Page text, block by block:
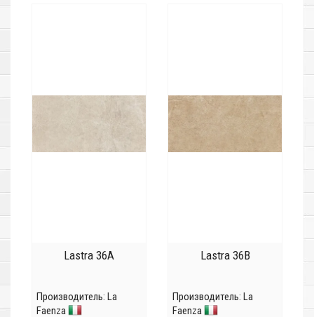
Lastra 36A
Производитель: La
Faenza
Lastra 36B
Производитель: La
Faenza